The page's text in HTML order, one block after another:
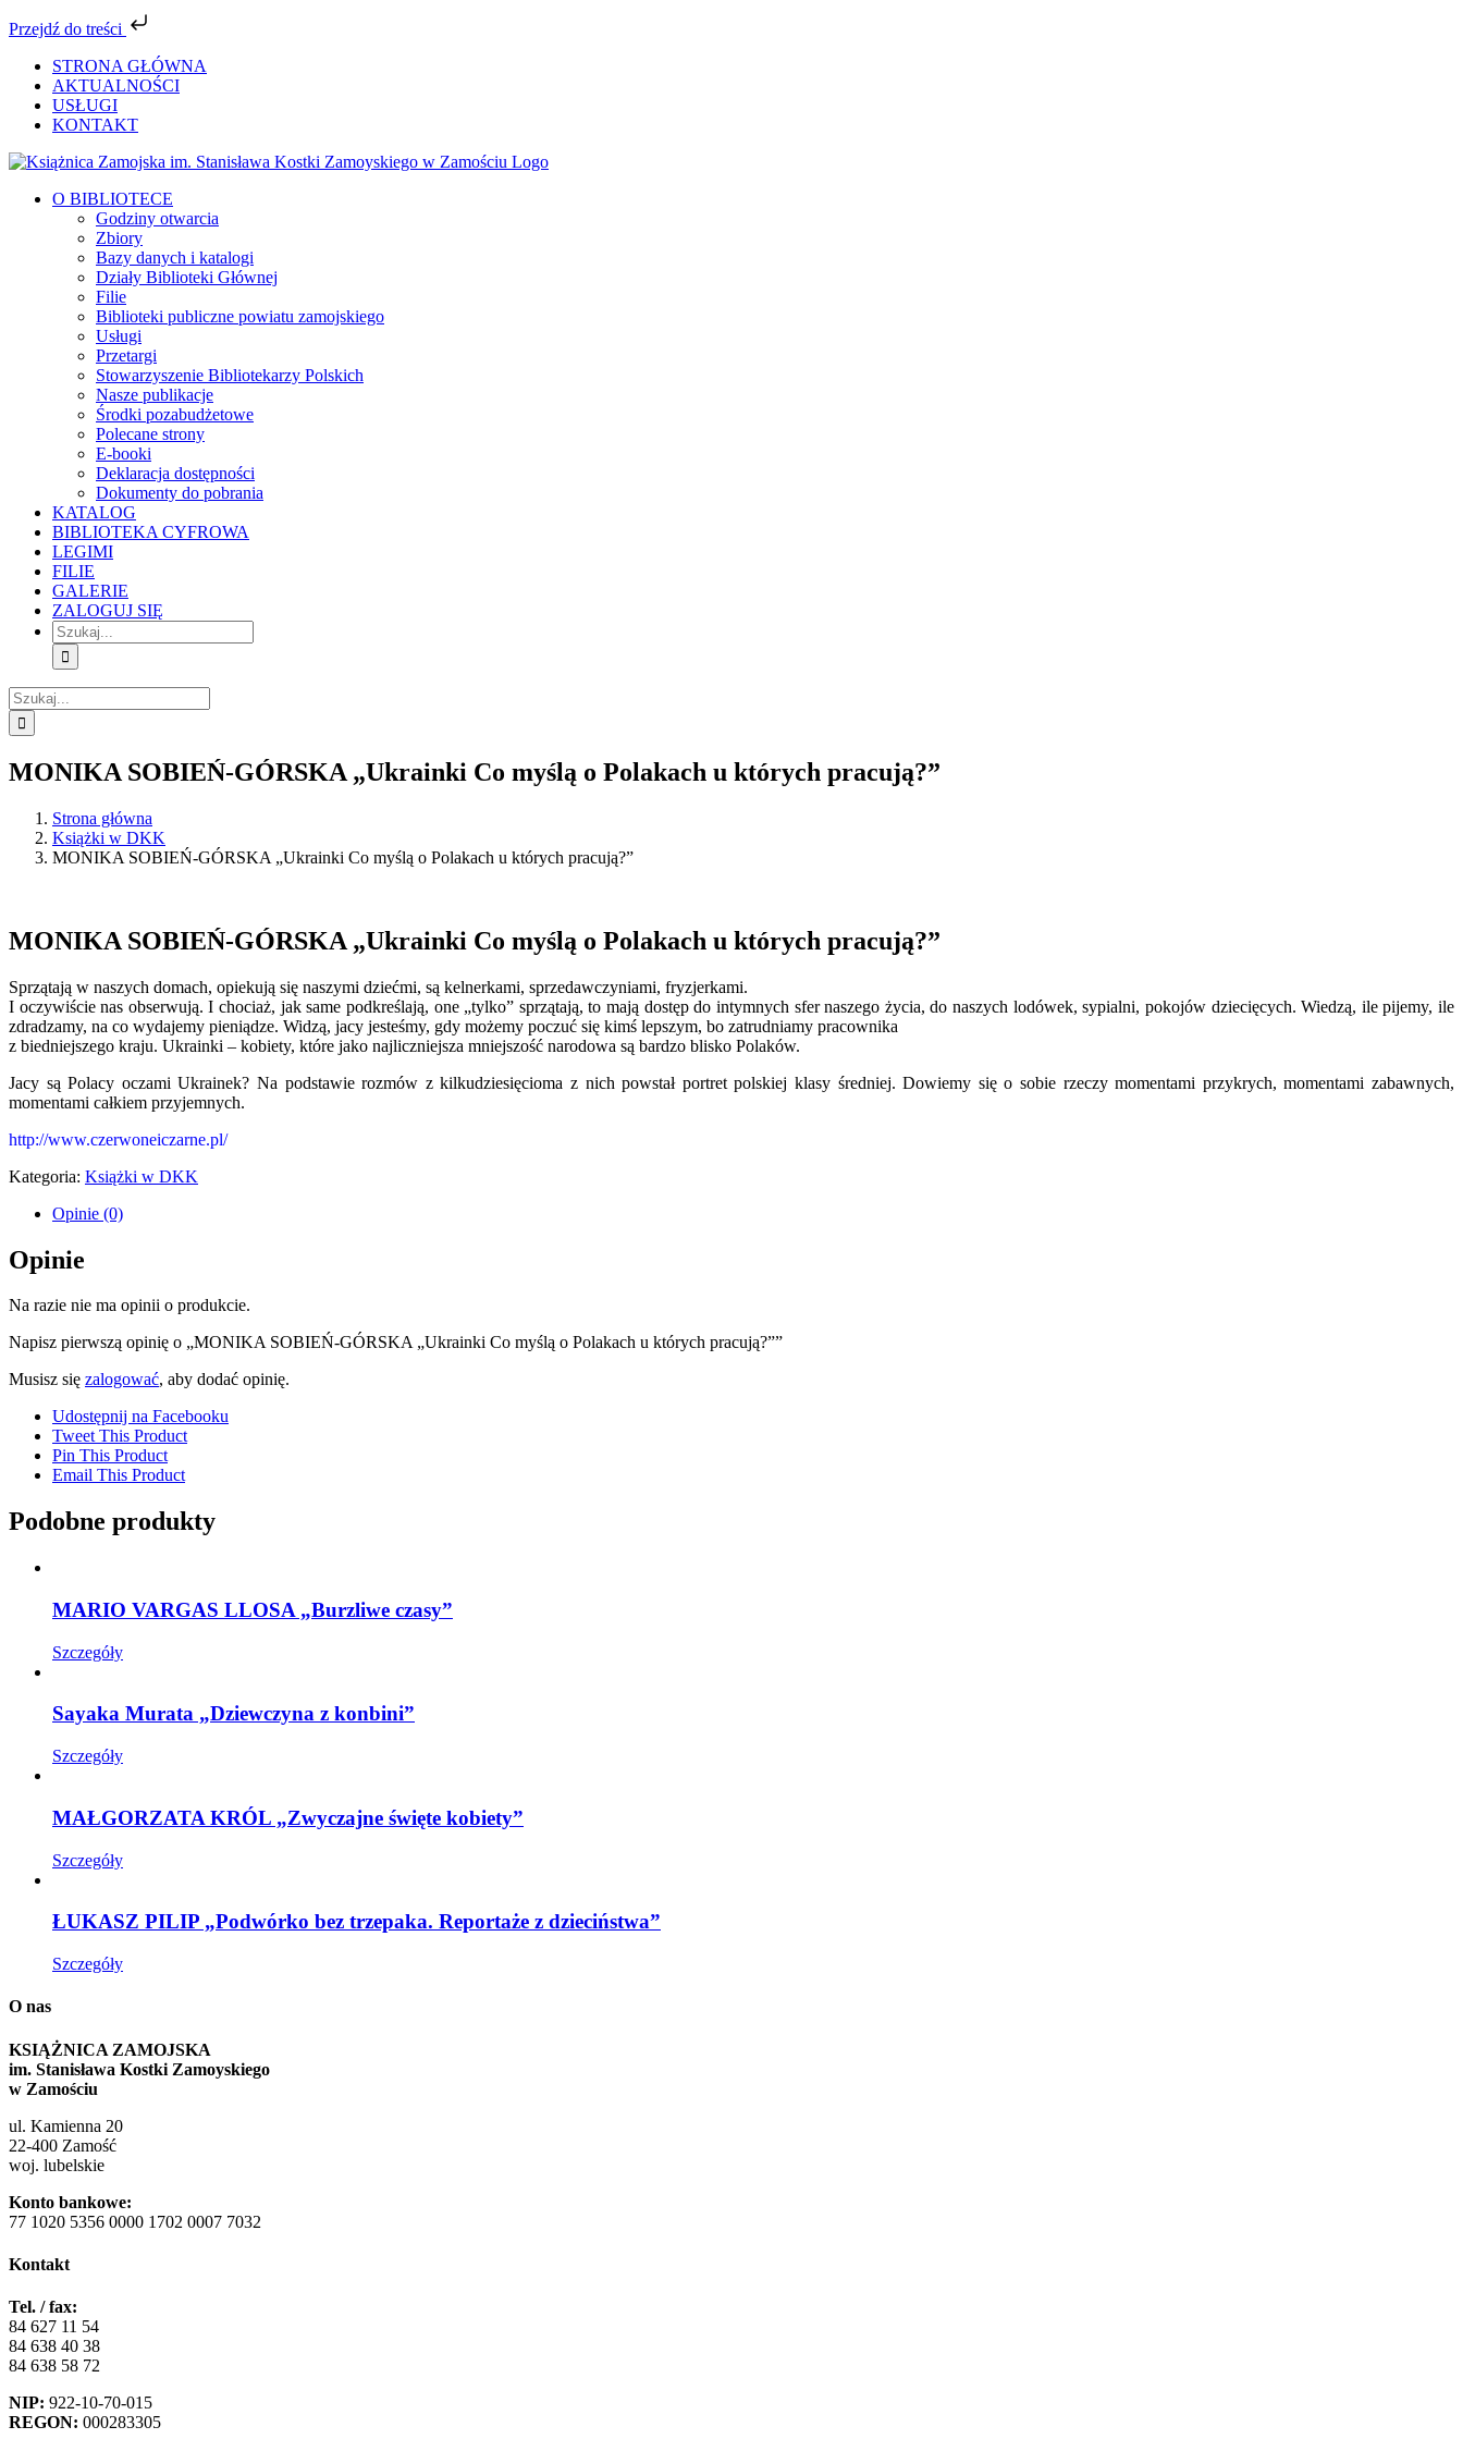
Przejdź do treści
zawartości
STRONA GŁÓWNA
AKTUALNOŚCI
USŁUGI
KONTAKT
Facebook
YouTube
Instagram
Tiktok
O BIBLIOTECE
Godziny otwarcia
Zbiory
Bazy danych i katalogi
Działy Biblioteki Głównej
Filie
Biblioteki publiczne powiatu zamojskiego
Usługi
Przetargi
Stowarzyszenie Bibliotekarzy Polskich
Nasze publikacje
Środki pozabudżetowe
Polecane strony
E-booki
Deklaracja dostępności
Dokumenty do pobrania
KATALOG
BIBLIOTEKA CYFROWA
LEGIMI
FILIE
GALERIE
ZALOGUJ SIĘ
Szukaj
Szukaj
MONIKA SOBIEŃ-GÓRSKA „Ukrainki Co myślą o Polakach u których pracują?”
Strona główna
Książki w DKK
MONIKA SOBIEŃ-GÓRSKA „Ukrainki Co myślą o Polakach u których pracują?”
MONIKA SOBIEŃ-GÓRSKA „Ukrainki Co myślą o Polakach u których pracują?”
Sprzątają w naszych domach, opiekują się naszymi dziećmi, są kelnerkami, sprzedawczyniami, fryzjerkami.
I oczywiście nas obserwują. I chociaż, jak same podkreślają, one „tylko” sprzątają, to mają dostęp do intymnych sfer naszego życia, do naszych lodówek, sypialni, pokojów dziecięcych. Wiedzą, ile pijemy, ile
zdradzamy, na co wydajemy pieniądze. Widzą, jacy jesteśmy, gdy możemy poczuć się kimś lepszym, bo zatrudniamy pracownika
z biedniejszego kraju. Ukrainki – kobiety, które jako najliczniejsza mniejszość narodowa są bardzo blisko Polaków.
Jacy są Polacy oczami Ukrainek? Na podstawie rozmów z kilkudziesięcioma z nich powstał portret polskiej klasy średniej. Dowiemy się o sobie rzeczy momentami przykrych, momentami zabawnych,
momentami całkiem przyjemnych.
http://www.czerwoneiczarne.pl/
Kategoria: Książki w DKK
Opinie (0)
Opinie
Na razie nie ma opinii o produkcie.
Napisz pierwszą opinię o „MONIKA SOBIEŃ-GÓRSKA „Ukrainki Co myślą o Polakach u których pracują?””
Musisz się zalogować, aby dodać opinię.
Udostępnij na Facebooku
Tweet This Product
Pin This Product
Email This Product
Podobne produkty
MARIO VARGAS LLOSA „Burzliwe czasy”
Szczegóły
Sayaka Murata „Dziewczyna z konbini”
Szczegóły
MAŁGORZATA KRÓL „Zwyczajne święte kobiety”
Szczegóły
ŁUKASZ PILIP „Podwórko bez trzepaka. Reportaże z dzieciństwa”
Szczegóły
O nas
KSIĄŻNICA ZAMOJSKA
im. Stanisława Kostki Zamoyskiego
w Zamościu
ul. Kamienna 20
22-400 Zamość
woj. lubelskie
Konto bankowe:
77 1020 5356 0000 1702 0007 7032
Kontakt
Tel. / fax:
84 627 11 54
84 638 40 38
84 638 58 72
NIP: 922-10-70-015
REGON: 000283305